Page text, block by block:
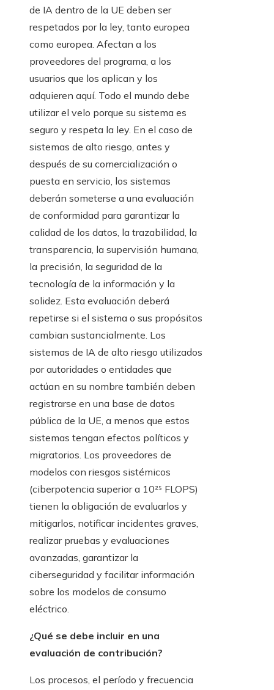
de IA dentro de la UE deben ser
respetados por la ley, tanto europea
como europea. Afectan a los
proveedores del programa, a los
usuarios que los aplican y los
adquieren aquí. Todo el mundo debe
utilizar el velo porque su sistema es
seguro y respeta la ley. En el caso de
sistemas de alto riesgo, antes y
después de su comercialización o
puesta en servicio, los sistemas
deberán someterse a una evaluación
de conformidad para garantizar la
calidad de los datos, la trazabilidad, la
transparencia, la supervisión humana,
la precisión, la seguridad de la
tecnología de la información y la
solidez. Esta evaluación deberá
repetirse si el sistema o sus propósitos
cambian sustancialmente. Los
sistemas de IA de alto riesgo utilizados
por autoridades o entidades que
actúan en su nombre también deben
registrarse en una base de datos
pública de la UE, a menos que estos
sistemas tengan efectos políticos y
migratorios. Los proveedores de
modelos con riesgos sistémicos
(ciberpotencia superior a 10²⁵ FLOPS)
tienen la obligación de evaluarlos y
mitigarlos, notificar incidentes graves,
realizar pruebas y evaluaciones
avanzadas, garantizar la
ciberseguridad y facilitar información
sobre los modelos de consumo
eléctrico.
¿Qué se debe incluir en una
evaluación de contribución?
Los procesos, el período y frecuencia